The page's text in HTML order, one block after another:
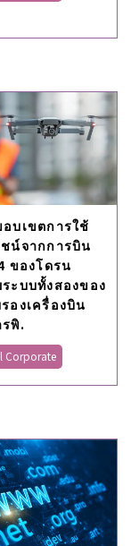
บเขตการใช้
น์จากการบิน
ของโดรน
ะบบทั้งสองของ
องเครื่องบิน
พิ.
Corporate